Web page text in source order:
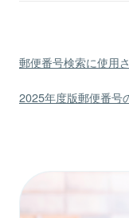
郵便番号検索に使用
2025年度版郵便番号